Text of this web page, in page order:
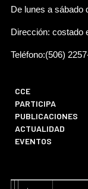
De lunes a sábado
Dirección: costado
Teléfono:(506)
CCE
PARTICIPA
PUBLICACIONES
ACTUALIDAD
EVENTOS